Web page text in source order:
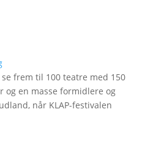
frem til 100 teatre med 150
og en masse formidlere og
når KLAP-festivalen